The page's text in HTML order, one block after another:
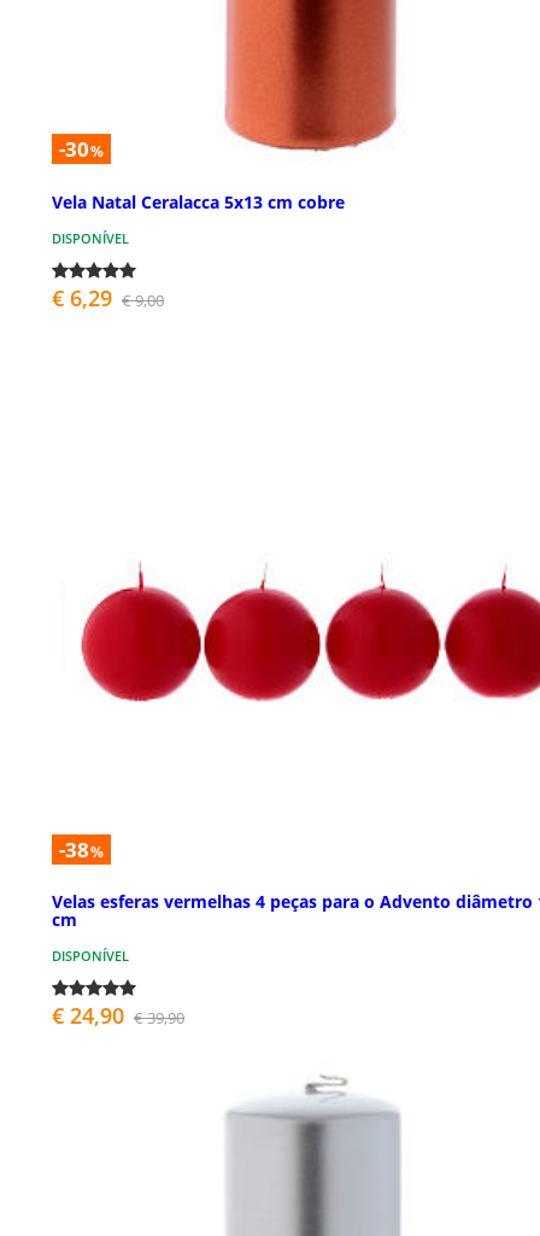
-30%
Vela Natal Ceralacca 5x13 cm cobre
DISPONÍVEL
€ 6,29 € 9,00
-38%
Velas esferas vermelhas 4 peças para o Advento diâmetro
cm
DISPONÍVEL
€ 24,90 € 39,90